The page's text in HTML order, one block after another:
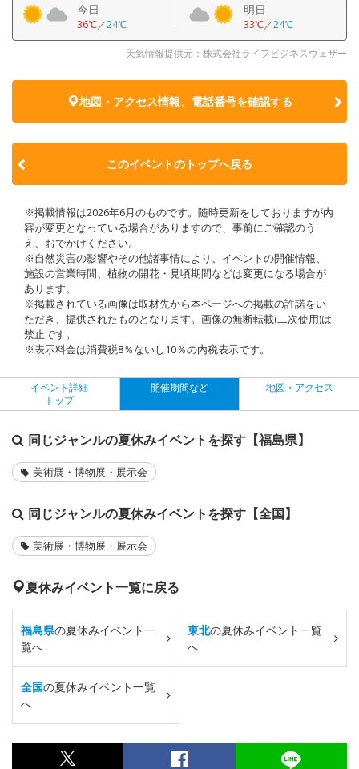
今日
36℃／24℃
明日
33℃／24℃
天気情報提供元：株式会社ライフビジネスウェザー
地図・アクセス情報、電話番号を確認する
このイベントのトップへ戻る
※掲載情報は2026年6月のものです。随時更新をしておりますが内
容が変更となっている場合がありますので、事前にご確認のう
え、おでかけください。
※自然災害の影響やその他諸事情により、イベントの開催情報、
施設の営業時間、植物の開花・見頃期間などは変更になる場合が
あります。
※掲載されている画像は取材先から本ページへの掲載の許諾をい
ただき、提供されたものとなります。画像の無断転載(二次使用)は
禁止です。
※表示料金は消費税8％ないし10％の内税表示です。
イベント詳細
トップ
開催期間など 地図・アクセス
同じジャンルの夏休みイベントを探す【福島県】
美術展・博物展・展示会
同じジャンルの夏休みイベントを探す【全国】
美術展・博物展・展示会
夏休みイベント一覧に戻る
福島県の夏休みイベント一
覧へ
東北の夏休みイベント一覧
へ
全国の夏休みイベント一覧
へ